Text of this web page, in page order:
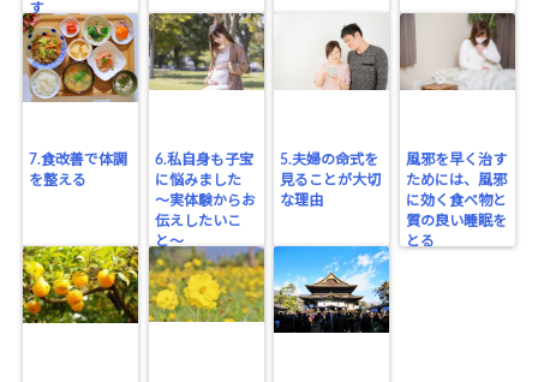
す
7.食改善で体調
を整える
6.私自身も子宝
に悩みました
〜実体験からお
伝えしたいこ
と〜
5.夫婦の命式を
見ることが大切
な理由
風邪を早く治す
ためには、風邪
に効く食べ物と
質の良い睡眠を
とる